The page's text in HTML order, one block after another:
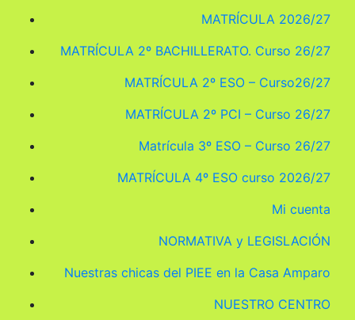
MATRÍCULA 2026/27
MATRÍCULA 2º BACHILLERATO. Curso 26/27
MATRÍCULA 2º ESO – Curso26/27
MATRÍCULA 2º PCI – Curso 26/27
Matrícula 3º ESO – Curso 26/27
MATRÍCULA 4º ESO curso 2026/27
Mi cuenta
NORMATIVA y LEGISLACIÓN
Nuestras chicas del PIEE en la Casa Amparo
NUESTRO CENTRO